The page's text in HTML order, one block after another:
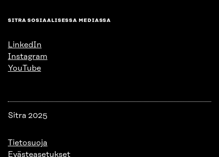
SITRA SOSIAALISESSA MEDIASSA
LinkedIn
Instagram
YouTube
Sitra 2025
Tietosuoja
Evästeasetukset